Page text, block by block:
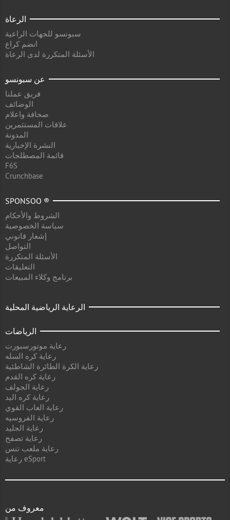
الرعاة
سبونسو للجهات الراعية
انضم كراع
الأسئلة المتكررة لدى الرعاة
عن سبونسو
فريق عملنا
الوضائف
صحافة واعلام
علاقات المستثمرين
المدونة
النشرة الإخبارية
قائمة المصطلحات
F6S
Crunchbase
SPONSOO ®
الشروط والأحكام
سياسة الخصوصية
إشعار قانوني
التواصل
الأسئلة المتكررة
التعليقات
برنامج وكلاء المبيعات
الرعاية الرياضية المحلية
الرياضات
رعاية موتورسبورت
رعاية كره السله
رعاية الكرة الطائرة الشاطئية
رعاية كره القدم
رعاية الجولف
رعاية كره اليد
رعاية العاب القوي
رعاية الفروسيه
رعاية الجليد
رعاية تصفح
رعاية ملعب تنس
رعاية eSport
معروف من